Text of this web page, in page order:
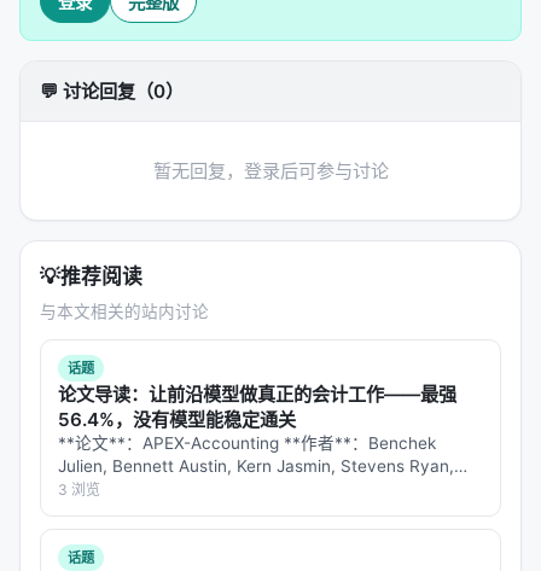
→ 训练或构建流程 → 推理管线
示：将查询、文档、用户上下文编码为稠密或稀疏表
器、重排器、规划器、记忆模块、工具接口等，按任
蒸馏、强化学习（含过程奖励）、自举数据合成； 4.
与预算控制。 摘要所描述的技术路线可概括为：
for Enhancing Reasoning and Professional
Question Answering Capability, Jun 2024, arxiv
实验与评估
实验与评估部分（若原文为综述则为
）通常包括：
数据集
Questions、领域专有语料、推荐公开集等；
指标：nDCG@10、MRR、Recall@k、Hit@k、人
💬 讨论回复（0）
暂无回复，登录后可参与讨论
💡推荐阅读
与本文相关的站内讨论
话题
论文导读：让前沿模型做真正的会计工作——最强
56.4%，没有模型能稳定通关
**论文**：APEX-Accounting **作者**：Benchek
Julien, Bennett Austin, Kern Jasmin, Stevens Ryan,
Sultan Rene 等 **机构**：Mercor × …
3 浏览
话题